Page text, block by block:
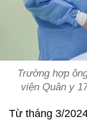
Trường hợp
viện Quân y
Từ tháng 3/